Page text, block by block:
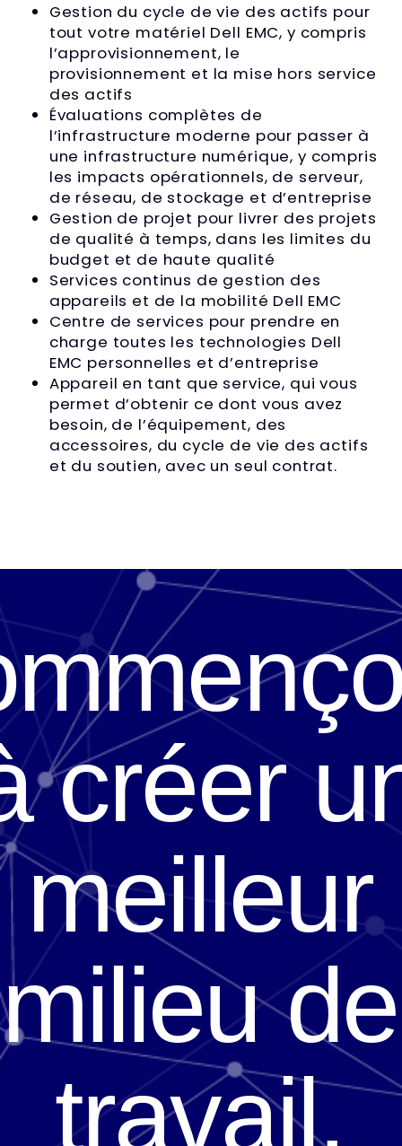
Gestion du cycle de vie des actifs pour
tout votre matériel Dell EMC, y compris
l’approvisionnement, le
provisionnement et la mise hors service
des actifs
Évaluations complètes de
l’infrastructure moderne pour passer à
une infrastructure numérique, y compris
les impacts opérationnels, de serveur,
de réseau, de stockage et d’entreprise
Gestion de projet pour livrer des projets
de qualité à temps, dans les limites du
budget et de haute qualité
Services continus de gestion des
appareils et de la mobilité Dell EMC
Centre de services pour prendre en
charge toutes les technologies Dell
EMC personnelles et d’entreprise
Appareil en tant que service, qui vous
permet d’obtenir ce dont vous avez
besoin, de l’équipement, des
accessoires, du cycle de vie des actifs
et du soutien, avec un seul contrat.
créer
meilleur
milieu de
travail.